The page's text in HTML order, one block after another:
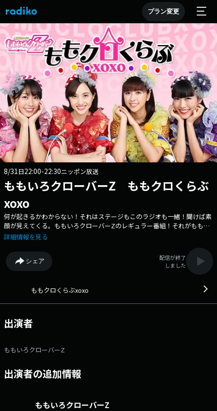
プラン変更
8/31 日22:00-22:30ニッポン放送
ももいろクローバーZ ももクロくらぶ
xoxo
何が起きるかわからない！それはステージもこのラジオも一緒！聞けば素
顔が見えてくる。ももいろクローバーZのレギュラー番組！それがももク
ロクラブ。 他では聴けないメンバーの新しい一面を見出していきます。
組会員カード”をプレゼント！日曜日の夜が熱い！んだからZ！！！！メー
ルアドレス： momoclo@allnightnippon.com 番組ホームページはこ
ちら twitterハッシュタグは「#ももクロくらぶ」twitterアカウントは
詳細情報を見る
シェア
配信が終了
しました
ももクロくらぶxoxo
出演者
ももいろクローバーZ
出演者の追加情報
ももいろクローバーZ